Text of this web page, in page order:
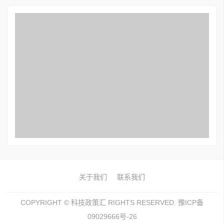
关于我们 联系我们
COPYRIGHT © 科技政策汇 RIGHTS RESERVED. 豫ICP备
09029666号-26